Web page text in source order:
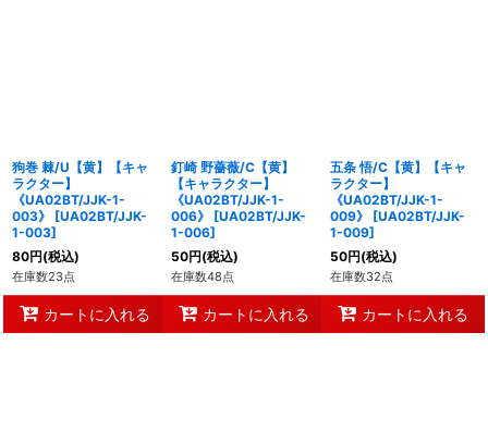
狗巻 棘/U【黄】【キャ
ラクター】
《UA02BT/JJK-1-
003》
[UA02BT/JJK-
1-003]
80円(税込)
在庫数23点
カートに入れる
釘崎 野薔薇/C【黄】
【キャラクター】
《UA02BT/JJK-1-
006》
[UA02BT/JJK-
1-006]
50円(税込)
在庫数48点
カートに入れる
五条 悟/C【黄】【キャ
ラクター】
《UA02BT/JJK-1-
009》
[UA02BT/JJK-
1-009]
50円(税込)
在庫数32点
カートに入れる